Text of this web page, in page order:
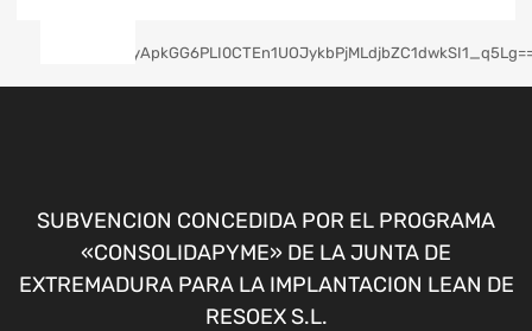
SUBVENCION CONCEDIDA POR EL PROGRAMA
«CONSOLIDAPYME» DE LA JUNTA DE
EXTREMADURA PARA LA IMPLANTACION LEAN DE
RESOEX S.L.